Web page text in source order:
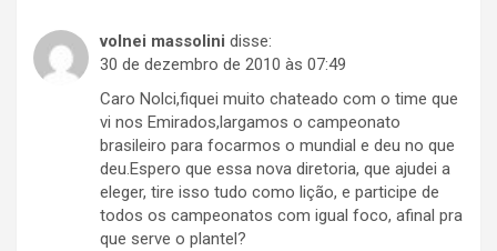
volnei massolini disse:
30 de dezembro de 2010 às 07:49
Caro Nolci,fiquei muito chateado com o time que
vi nos Emirados,largamos o campeonato
brasileiro para focarmos o mundial e deu no que
deu.Espero que essa nova diretoria, que ajudei a
eleger, tire isso tudo como lição, e participe de
todos os campeonatos com igual foco, afinal pra
que serve o plantel?